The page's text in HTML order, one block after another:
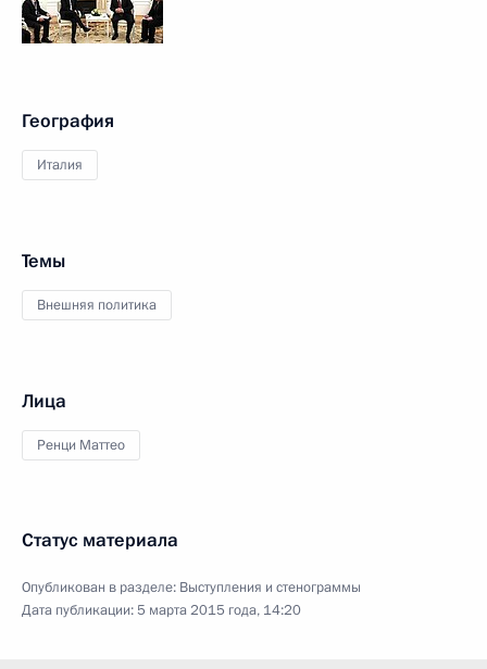
География
Италия
Темы
Внешняя политика
Лица
Ренци Маттео
Статус материала
Опубликован в разделе: Выступления и стенограммы
Дата публикации:5 марта 2015 года, 14:20